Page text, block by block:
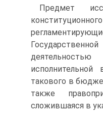
Предмет
такового в
также
сложившаяся в